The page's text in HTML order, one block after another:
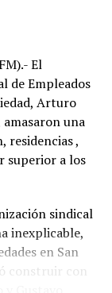
de
de Veracruz y
conforme
y en esta
del
fue hallada
El
de Empleados
Arturo
amasaron una
residencias ,
superior a los
sindical
inexplicable,
en San
construir con